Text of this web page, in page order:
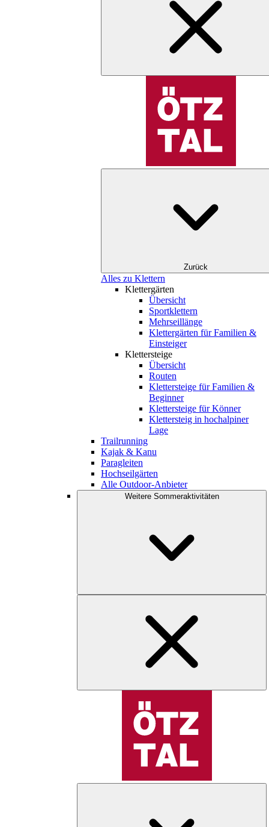
Zurück
Alles zu Klettern
Klettergärten
Übersicht
Sportklettern
Mehrseillänge
Klettergärten für Familien &
Einsteiger
Klettersteige
Übersicht
Routen
Klettersteige für Familien &
Beginner
Klettersteige für Könner
Klettersteig in hochalpiner
Lage
Trailrunning
Kajak & Kanu
Paragleiten
Hochseilgärten
Alle Outdoor-Anbieter
Weitere Sommeraktivitäten